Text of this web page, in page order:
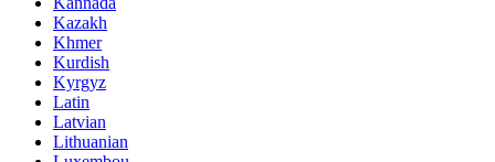
Kazakh
Khmer
Kurdish
Kyrgyz
Latin
Latvian
Lithuanian